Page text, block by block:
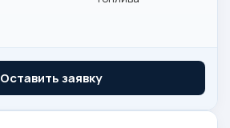
Оставить заявку